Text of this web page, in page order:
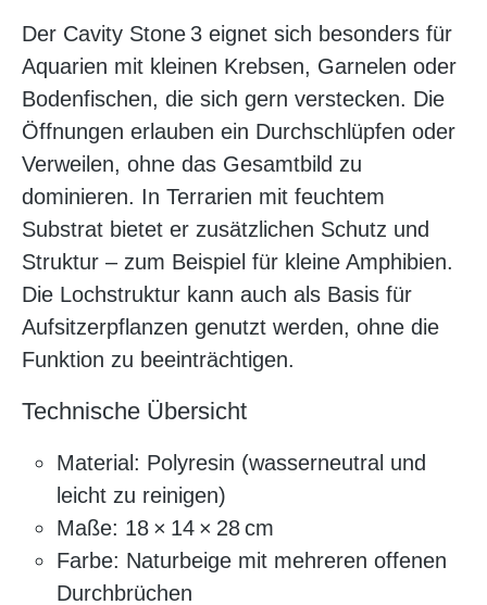
Der Cavity Stone 3 eignet sich besonders für
Aquarien mit kleinen Krebsen, Garnelen oder
Bodenfischen, die sich gern verstecken. Die
Öffnungen erlauben ein Durchschlüpfen oder
Verweilen, ohne das Gesamtbild zu
dominieren. In Terrarien mit feuchtem
Substrat bietet er zusätzlichen Schutz und
Struktur – zum Beispiel für kleine Amphibien.
Die Lochstruktur kann auch als Basis für
Aufsitzerpflanzen genutzt werden, ohne die
Funktion zu beeinträchtigen.
Technische Übersicht
Material: Polyresin (wasserneutral und
leicht zu reinigen)
Maße: 18 × 14 × 28 cm
Farbe: Naturbeige mit mehreren offenen
Durchbrüchen